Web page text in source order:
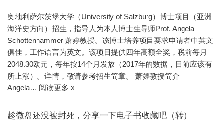
奥地利萨尔茨堡大学（University of Salzburg）博士项目（亚洲
海洋史方向）招生，指导人为本人博士生导师Prof. Angela
Schottenhammer 萧婷教授。该博士培养项目要求申请者中英文
俱佳，工作语言为英文。该项目提供四年高额全奖，税前每月
2048.30欧元，每年按14个月发放（2017年的数据，目前应该有
所上涨）。详情，敬请参考招生简章。 萧婷教授简介
Angela… 阅读更多 »
趁微盘还没被封死，分享一下电子书收藏吧（转）